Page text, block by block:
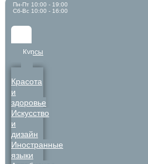
Пн-Пт 10:00 - 19:00
Сб-Вс 10:00 - 16:00
Курсы
Красота
и
здоровье
Искусство
и
дизайн
Иностранные
языки